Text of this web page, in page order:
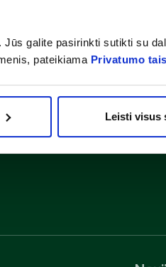
galite pasirinkti sutikti su
pateikiama Privatumo
Leisti visus